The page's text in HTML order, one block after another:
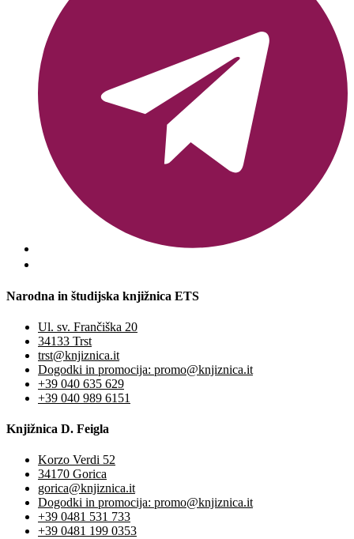
Narodna in študijska knjižnica ETS
Ul. sv. Frančiška 20
34133 Trst
trst@knjiznica.it
Dogodki in promocija: promo@knjiznica.it
+39 040 635 629
+39 040 989 6151
Knjižnica D. Feigla
Korzo Verdi 52
34170 Gorica
gorica@knjiznica.it
Dogodki in promocija: promo@knjiznica.it
+39 0481 531 733
+39 0481 199 0353